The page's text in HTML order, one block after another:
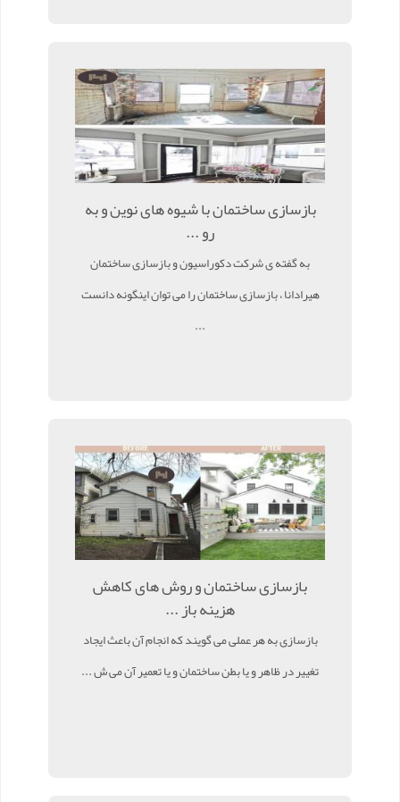
بازسازی ساختمان با شیوه های نوین و به
رو ...
به گفته ی شرکت دکوراسیون و بازسازی ساختمان
هیرادانا ، بازسازی ساختمان را می توان اینگونه دانست
...
بازسازی ساختمان و روش های کاهش
هزینه باز ...
بازسازی به هر عملی می گویند که انجام آن باعث ایجاد
تغییر در ظاهر و یا بطن ساختمان و یا تعمیر آن می ش ...